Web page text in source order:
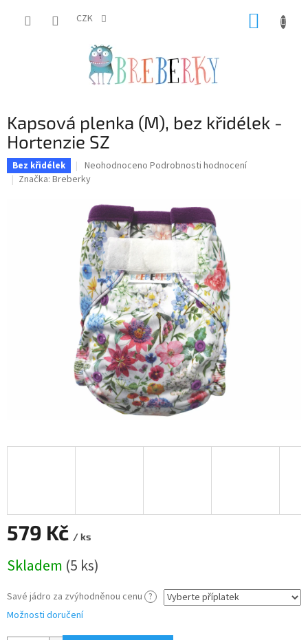
CZK
Kapsová plenka (M), bez křidélek -
Hortenzie SZ
Bez křidélek
Průměrné
hodnocení
0,0
z
5
hvězdiček.
Neohodnoceno Podrobnosti hodnocení
Značka: Breberky
579 Kč / ks
cena:
Skladem (5 ks)
Savé jádro za zvýhodněnou cenu ?
Možnosti doručení